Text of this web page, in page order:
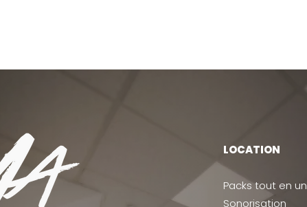
LOCATION
Packs tout en un
Sonorisation